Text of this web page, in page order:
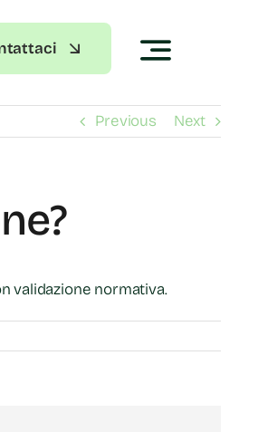
Previous Next
validazione normativa.